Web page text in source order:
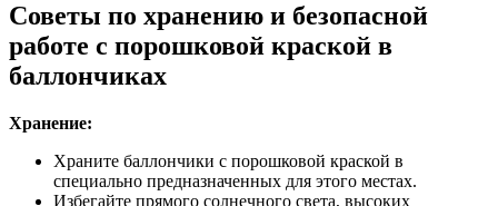
Советы по хранению и безопасной
работе с порошковой краской в
баллончиках
Хранение:
Храните баллончики с порошковой краской в
специально предназначенных для этого местах.
Избегайте прямого солнечного света, высоких